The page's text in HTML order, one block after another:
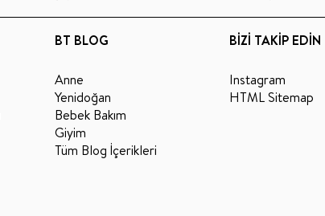
BT BLOG
Anne
Yenidoğan
Bebek Bakım
Giyim
Tüm Blog İçerikleri
BİZİ TAKİP EDİN
Instagram
HTML Sitemap